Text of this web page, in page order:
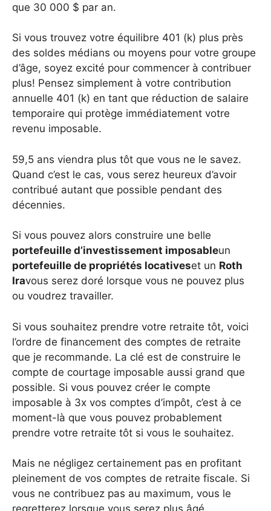
que 30 000 $ par an.
Si vous trouvez votre équilibre 401 (k) plus près
des soldes médians ou moyens pour votre groupe
d’âge, soyez excité pour commencer à contribuer
plus! Pensez simplement à votre contribution
annuelle 401 (k) en tant que réduction de salaire
temporaire qui protège immédiatement votre
revenu imposable.
59,5 ans viendra plus tôt que vous ne le savez.
Quand c’est le cas, vous serez heureux d’avoir
contribué autant que possible pendant des
décennies.
Si vous pouvez alors construire une belle
portefeuille d’investissement imposableun
portefeuille de propriétés locativeset un Roth
Iravous serez doré lorsque vous ne pouvez plus
ou voudrez travailler.
Si vous souhaitez prendre votre retraite tôt, voici
l’ordre de financement des comptes de retraite
que je recommande. La clé est de construire le
compte de courtage imposable aussi grand que
possible. Si vous pouvez créer le compte
imposable à 3x vos comptes d’impôt, c’est à ce
moment-là que vous pouvez probablement
prendre votre retraite tôt si vous le souhaitez.
Mais ne négligez certainement pas en profitant
pleinement de vos comptes de retraite fiscale. Si
vous ne contribuez pas au maximum, vous le